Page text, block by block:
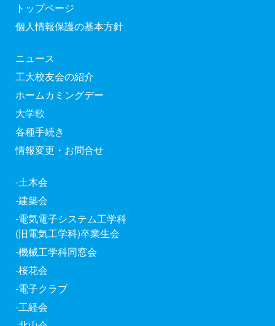
トップページ
個人情報保護の基本方針
ニュース
工大校友会の紹介
ホームカミングデー
大学歌
各種手続き
情報変更・お問合せ
-土木会
-建築会
-電気電子システム工学科
(旧電気工学科)卒業生会
-機械工学科同窓会
-桜花会
-電子クラブ
-工経会